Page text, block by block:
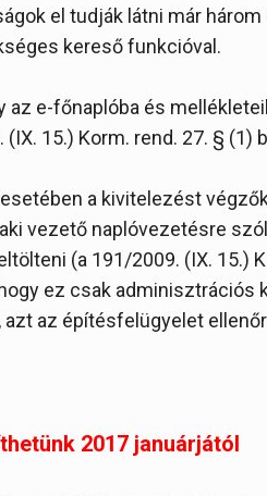
el tudják látni már
kereső funkcióval.
az e-főnaplóba és
15.) Korm. rend. 27. § (1)
esetében a kivitelezést
vezető naplóvezetésre
(a 191/2009. (IX. 15.)
ez csak
az építésfelügyelet
2017 januárjától